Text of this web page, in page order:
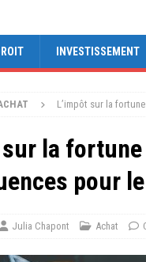
INVESTISSEMENT
L’impôt sur la
sur la
pour
Julia Chapont Achat